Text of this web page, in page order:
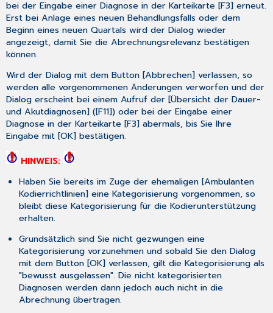
von
KIM
Konten
AOK
Plus-
Prüfung
auf
die
Vollständigkeit
der
Stammdaten
CGM
TURBOMED
3.9.10
AOK-
Hinweismeldung
nach
erfolgreichem
Versand
3.10
bei der Eingabe einer Diagnose in der Karteikarte [F3] erneut.
Erst bei Anlage eines neuen Behandlungsfalls oder dem
Beginn eines neuen Quartals wird der Dialog wieder
angezeigt, damit Sie die Abrechnungsrelevanz bestätigen
können.
Wird der Dialog mit dem Button [Abbrechen] verlassen, so
werden alle vorgenommenen Änderungen verworfen und der
Dialog erscheint bei einem Aufruf der [Übersicht der Dauer-
und Akutdiagnosen] ([F11]) oder bei der Eingabe einer
Diagnose in der Karteikarte [F3] abermals, bis Sie Ihre
Eingabe mit [OK] bestätigen.
HINWEIS:
Haben Sie bereits im Zuge der ehemaligen [Ambulanten
Kodierrichtlinien] eine Kategorisierung vorgenommen, so
bleibt diese Kategorisierung für die Kodierunterstützung
erhalten.
Grundsätzlich sind Sie nichtgezwungen eine
Kategorisierung vorzunehmen und sobald Sie den Dialog
mit dem Button [OK] verlassen, gilt die Kategorisierung als
"bewusst ausgelassen". Die nichtkategorisierten
Diagnosen werden dann jedoch auch nichtin die
Abrechnung übertragen.